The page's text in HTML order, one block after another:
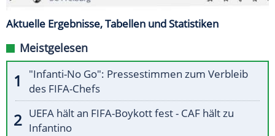
Aktuelle Ergebnisse, Tabellen und Statistiken
Meistgelesen
"Infanti-No Go": Pressestimmen zum Verbleib
des FIFA-Chefs
UEFA hält an FIFA-Boykott fest - CAF hält zu
Infantino